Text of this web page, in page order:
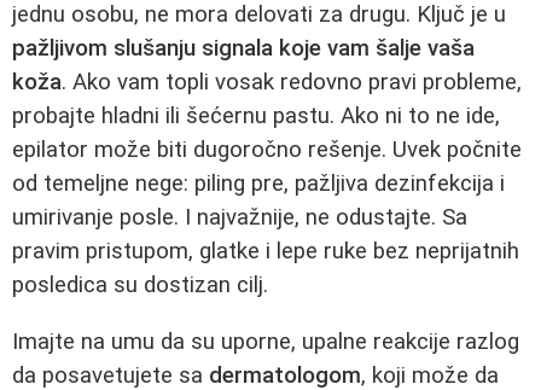
jednu osobu, ne mora delovati za drugu. Ključ je u
pažljivom slušanju signala koje vam šalje vaša
koža. Ako vam topli vosak redovno pravi probleme,
probajte hladni ili šećernu pastu. Ako ni to ne ide,
epilator može biti dugoročno rešenje. Uvek počnite
od temeljne nege: piling pre, pažljiva dezinfekcija i
umirivanje posle. I najvažnije, ne odustajte. Sa
pravim pristupom, glatke i lepe ruke bez neprijatnih
posledica su dostizan cilj.
Imajte na umu da su uporne, upalne reakcije razlog
da posavetujete sa dermatologom, koji može da